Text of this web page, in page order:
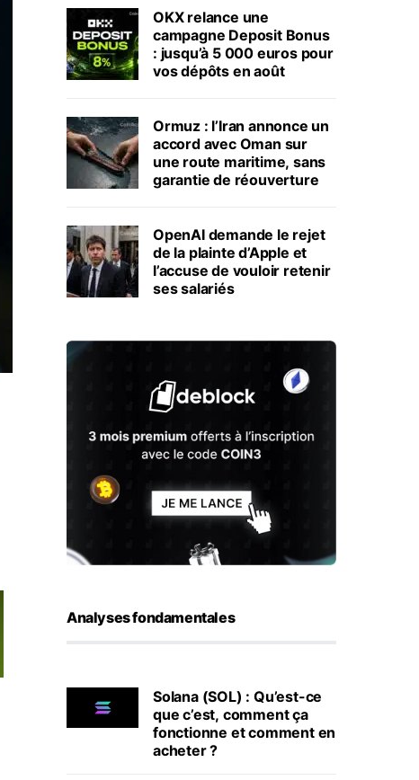
OKX relance une
campagne Deposit Bonus
: jusqu’à 5 000 euros pour
vos dépôts en août
Ormuz : l’Iran annonce un
accord avec Oman sur
une route maritime, sans
garantie de réouverture
OpenAI demande le rejet
de la plainte d’Apple et
l’accuse de vouloir retenir
ses salariés
Analyses fondamentales
Solana (SOL) : Qu’est-ce
que c’est, comment ça
fonctionne et comment en
acheter ?